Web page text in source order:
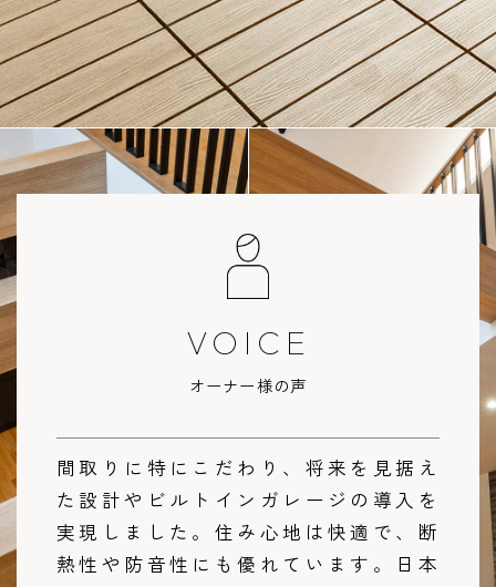
VOICE
オーナー様の声
間取りに特にこだわり、将来を見据え
た設計やビルトインガレージの導入を
実現しました。住み心地は快適で、断
熱性や防音性にも優れています。日本